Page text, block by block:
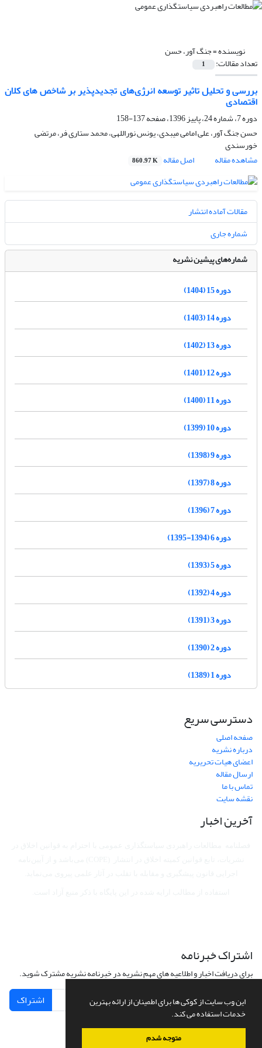
این وب سایت از کوکی ها برای اطمینان از ارائه بهترین
خدمات استفاده می کند.
متوجه شدم
نویسنده =جنگ آور، حسن
تعداد مقالات: 1
بررسی و تحلیل تاثیر توسعه انرژی‌های تجدیدپذیر بر شاخص های کلان
اقتصادی
دوره 7، شماره 24، پاییز 1396، صفحه
137-158
حسن جنگ آور، علی امامی میبدی، یونس نوراللهی، محمد ستاری فر، مرتضی
خورسندی
مشاهده مقاله
اصل مقاله 860.97 K
مقالات آماده انتشار
شماره جاری
شماره‌های پیشین نشریه
دوره 15 (1404)
دوره 14 (1403)
دوره 13 (1402)
دوره 12 (1401)
دوره 11 (1400)
دوره 10 (1399)
دوره 9 (1398)
دوره 8 (1397)
دوره 7 (1396)
دوره 6 (1394-1395)
دوره 5 (1393)
دوره 4 (1392)
دوره 3 (1391)
دوره 2 (1390)
دوره 1 (1389)
دسترسی سریع
صفحه اصلی
درباره نشریه
اعضای هیات تحریریه
ارسال مقاله
تماس با ما
نقشه سایت
آخرین اخبار
اشتراک خبرنامه
برای دریافت اخبار و اطلاعیه های مهم نشریه در خبرنامه نشریه مشترک شوید.
اشتراک